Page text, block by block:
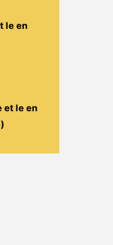
leen
et leen